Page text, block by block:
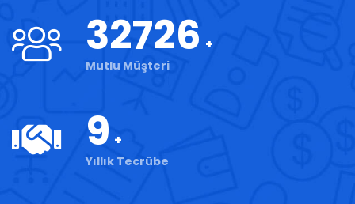
32726
Mutlu Müşteri
9
Yıllık Tecrübe